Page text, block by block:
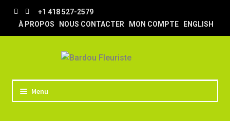
Aller
la
Aller
au
contenu
+1 418 527-2579
À PROPOS
NOUS CONTACTER MON COMPTE ENGLISH
Menu